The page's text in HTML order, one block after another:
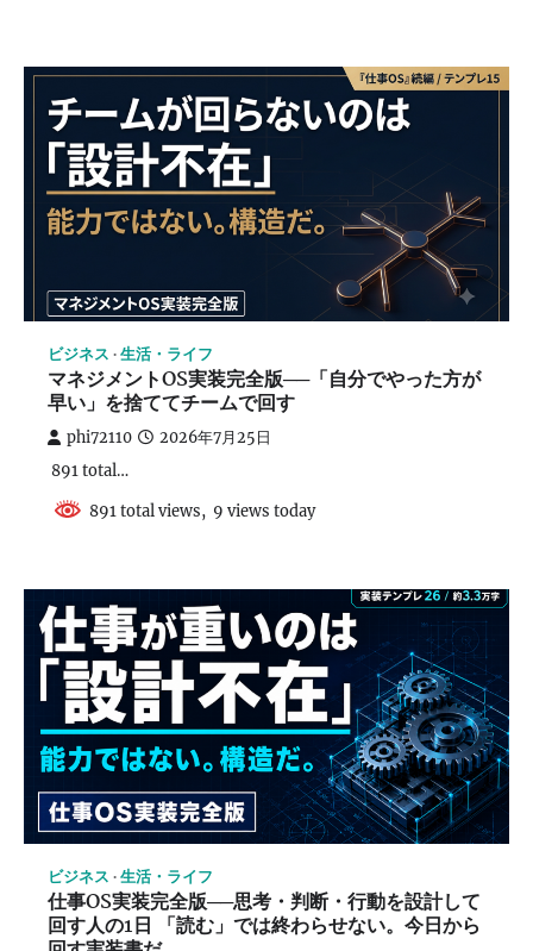
ビジネス 生活・ライフ
マネジメントOS実装完全版──「自分でやった方が
早い」を捨ててチームで回す
phi72110 2026年7月25日
891 total…
891 total views, 9 views today
ビジネス 生活・ライフ
仕事OS実装完全版──思考・判断・行動を設計して
回す人の1日 「読む」では終わらせない。今日から